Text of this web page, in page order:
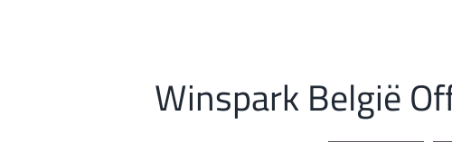
Winspark België